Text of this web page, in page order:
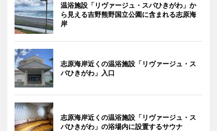
温浴施設「リヴァージュ・スパひきがわ」か
ら見える吉野熊野国立公園に含まれる志原海
岸
志原海岸近くの温浴施設「リヴァージュ・ス
パひきがわ」入口
志原海岸近くの温浴施設「リヴァージュ・ス
パひきがわ」の浴場内に設置するサウナ